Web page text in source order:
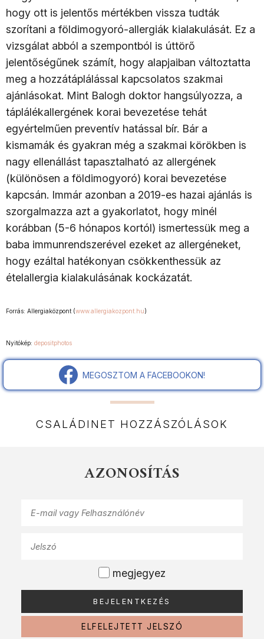
hogy ott is jelentős mértékben vissza tudták
szorítani a földimogyoró-allergiák kialakulását. Ez a
vizsgálat abból a szempontból is úttörő
jelentőségűnek számít, hogy alapjaiban változtatta
meg a hozzátáplálással kapcsolatos szakmai
ajánlásokat. Mint Balogh doktor hangsúlyozza, a
táplálékallergének korai bevezetése tehát
egyértelműen preventív hatással bír. Bár a
kismamák és gyakran még a szakmai körökben is
nagy ellenállást tapasztalható az allergének
(különösen a földimogyoró) korai bevezetése
kapcsán. Immár azonban a 2019-es hazai ajánlás is
szorgalmazza azt a gyakorlatot, hogy minél
korábban (5-6 hónapos kortól) ismertessük meg a
baba immunrendszerével ezeket az allergéneket,
hogy ezáltal hatékonyan csökkenthessük az
ételallergia kialakulásának kockázatát.
Forrás: Allergiaközpont (www.allergiakozpont.hu)
Nyitókép: depositphotos
MEGOSZTOM A FACEBOOKON!
CSALÁDINET HOZZÁSZÓLÁSOK
AZONOSÍTÁS
megjegyez
ELFELEJTETT JELSZÓ